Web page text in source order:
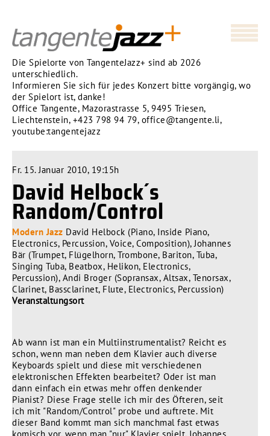
Die Spielorte von TangenteJazz+ sind ab 2026
unterschiedlich.
Informieren Sie sich für jedes Konzert bitte vorgängig, wo
der Spielort ist, danke!
Office Tangente, Mazorastrasse 5, 9495 Triesen,
Liechtenstein, +423 798 94 79, office@tangente.li,
youtube:tangentejazz
Fr. 15. Januar 2010, 19:15h
David Helbock´s
Random/Control
Modern Jazz David Helbock (Piano, Inside Piano,
Electronics, Percussion, Voice, Composition), Johannes
Bär (Trumpet, Flügelhorn, Trombone, Bariton, Tuba,
Singing Tuba, Beatbox, Helikon, Electronics,
Percussion), Andi Broger (Sopransax, Altsax, Tenorsax,
Clarinet, Bassclarinet, Flute, Electronics, Percussion)
Veranstaltungsort
Ab wann ist man ein Multiinstrumentalist? Reicht es
schon, wenn man neben dem Klavier auch diverse
Keyboards spielt und diese mit verschiedenen
elektronischen Effekten bearbeitet? Oder ist man
dann einfach ein etwas mehr offen denkender
Pianist? Diese Frage stelle ich mir des Öfteren, seit
ich mit "Random/Control" probe und auftrete. Mit
dieser Band kommt man sich manchmal fast etwas
komisch vor, wenn man "nur" Klavier spielt. Johannes